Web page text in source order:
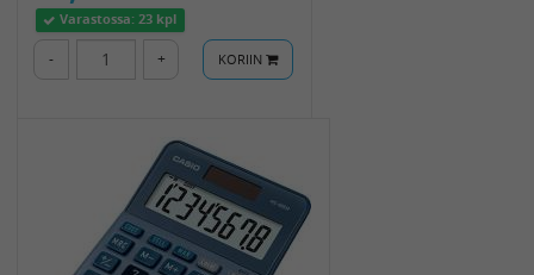
Varastossa:23 kpl
- + KORIIN